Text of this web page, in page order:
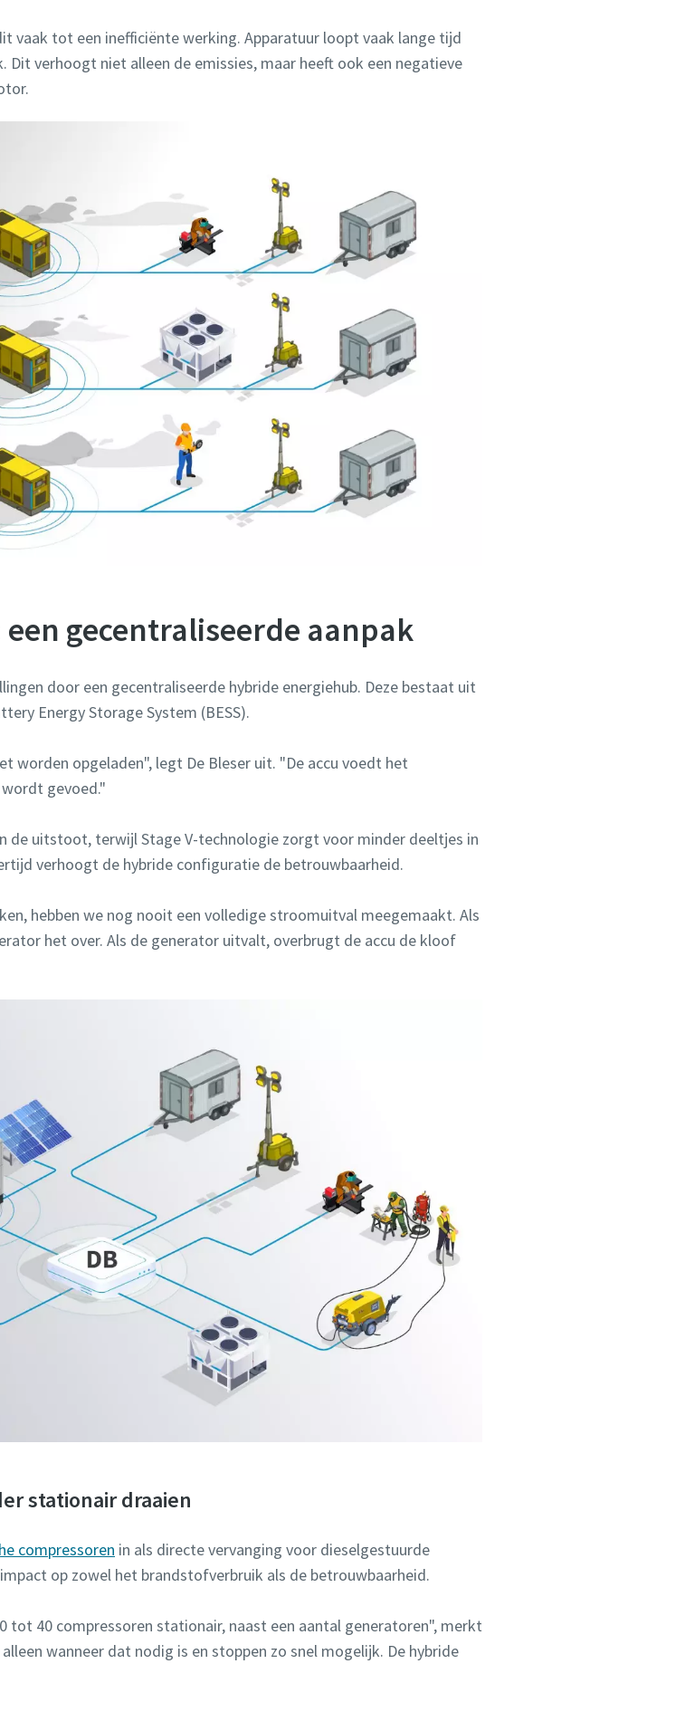
vaak tot een inefficiënte werking. Apparatuur loopt vaak lange tijd
verhoogt niet alleen de emissies, maar heeft ook een negatieve
gecentraliseerde aanpak
door een gecentraliseerde hybride energiehub. Deze bestaat uit
Energy Storage System (BESS).
worden opgeladen", legt De Bleser uit. "De accu voedt het
gevoed."
de uitstoot, terwijl Stage V-technologie zorgt voor minder deeltjes in
verhoogt de hybride configuratie de betrouwbaarheid.
hebben we nog nooit een volledige stroomuitval meegemaakt. Als
het over. Als de generator uitvalt, overbrugt de accu de kloof
stationair draaien
compressoren in als directe vervanging voor dieselgestuurde
op zowel het brandstofverbruik als de betrouwbaarheid.
tot 40 compressoren stationair, naast een aantal generatoren", merkt
wanneer dat nodig is en stoppen zo snel mogelijk. De hybride